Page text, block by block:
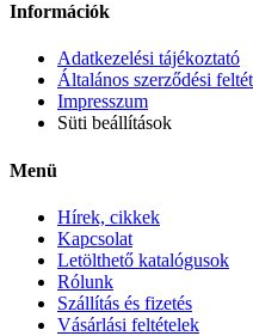
Információk
Adatkezelési tájékoztató
Általános szerződési
Impresszum
Süti beállítások
Menü
Hírek, cikkek
Kapcsolat
Letölthető katalógusok
Rólunk
Szállítás és fizetés
Vásárlási feltételek